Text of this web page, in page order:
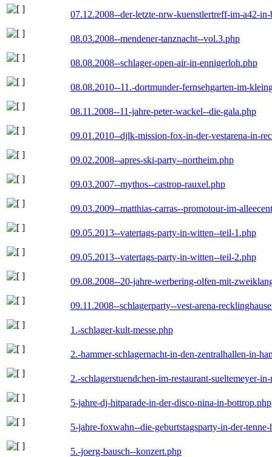
07.12.2008--der-letzte-nrw-kuenstlertreff-im-a42-
08.03.2008--mendener-tanznacht--vol.3.php
08.08.2008--schlager-open-air-in-ennigerloh.php
08.08.2010--11.-dortmunder-fernsehgarten-im-
08.11.2008--11-jahre-peter-wackel--die-gala.php
09.01.2010--djlk-mission-fox-in-der-vestarena-in-
09.02.2008--apres-ski-party--northeim.php
09.03.2007--mythos--castrop-rauxel.php
09.03.2009--matthias-carras--promotour-im-
09.05.2013--vatertags-party-in-witten--teil-1.php
09.05.2013--vatertags-party-in-witten--teil-2.php
09.08.2008--20-jahre-werbering-olfen-mit-
09.11.2008--schlagerparty--vest-arena-
1.-schlager-kult-messe.php
2.-hammer-schlagernacht-in-den-zentralhallen-in-
2.-schlagerstuendchen-im-restaurant-sueltemeyer-
5-jahre-dj-hitparade-in-der-disco-nina-in-bottrop.php
5-jahre-foxwahn--die-geburtstagsparty-in-der-tenne-
5.-joerg-bausch--konzert.php